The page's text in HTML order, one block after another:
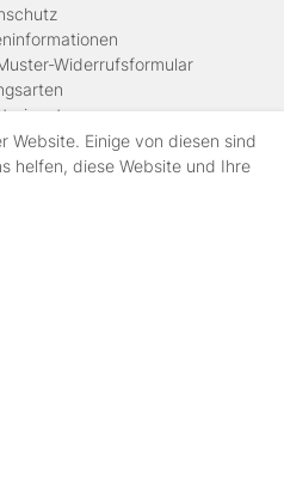
Widerrufsformular
durch
Website. Einige von diesen sind
helfen, diese Website und Ihre